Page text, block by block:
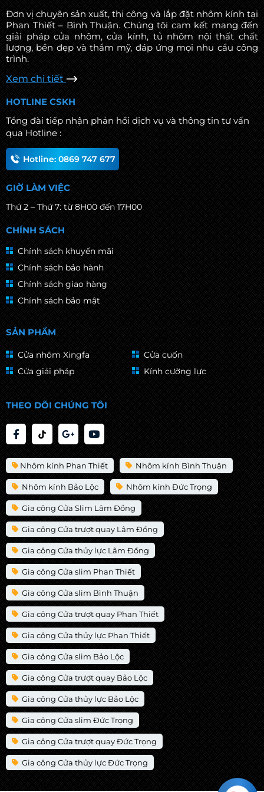
Cửa nhôm kính được bảo trì và sửa
chữa tốt sẽ đảm bảo an ninh cho
ngôi nhà, tránh nguy cơ đột nhập.
Đơn vị chuyên sản xuất, thi công và lắp đặt nhôm kính tại
Phan Thiết – Bình Thuận. Chúng tôi cam kết mang đến
giải pháp cửa nhôm, cửa kính, tủ nhôm nội thất chất
lượng, bền đẹp và thẩm mỹ, đáp ứng mọi nhu cầu công
trình.
Xem chi tiết
HOTLINE CSKH
Tổng đài tiếp nhận phản hồi dịch vụ và thông tin tư vấn
qua Hotline :
Hotline: 0869 747 677
GIỜ LÀM VIỆC
Thứ 2 – Thứ 7: từ 8H00 đến 17H00
CHÍNH SÁCH
Chính sách khuyến mãi
Chính sách bảo hành
Chính sách giao hàng
Chính sách bảo mật
SẢN PHẨM
Cửa nhôm Xingfa
Cửa cuốn
Cửa giải pháp
Kính cường lực
THEO DÕI CHÚNG TÔI
Nhôm kính Phan Thiết Nhôm kính Bình Thuận
Nhôm kính Bảo Lộc Nhôm kính Đức Trọng
Gia công Cửa Slim Lâm Đồng
Gia công Cửa trượt quay Lâm Đồng
Gia công Cửa thủy lực Lâm Đồng
Gia công Cửa slim Phan Thiết
Gia công Cửa slim Bình Thuận
Gia công Cửa trượt quay Phan Thiết
Gia công Cửa thủy lực Phan Thiết
Gia công Cửa slim Bảo Lộc
Gia công Cửa trượt quay Bảo Lộc
Gia công Cửa thủy lực Bảo Lộc
Gia công Cửa slim Đức Trọng
Gia công Cửa trượt quay Đức Trọng
Gia công Cửa thủy lực Đức Trọng